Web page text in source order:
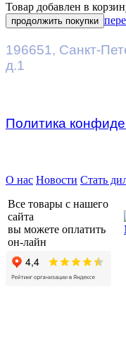
Товар добавлен в
продолжить покупки
196651, Санкт-
д.1
Политика
О нас Новости Стать
Все товары с нашего
сайта
вы можете оплатить
он-лайн